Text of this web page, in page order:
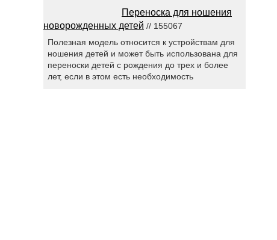
Переноска для ношения
новорожденных детей // 155067
Полезная модель относится к устройствам для
ношения детей и может быть использована для
переноски детей с рождения до трех и более
лет, если в этом есть необходимость